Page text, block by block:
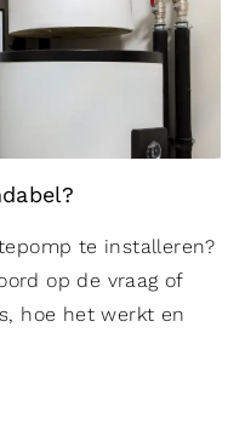
te installeren?
op de vraag of
hoe het werkt en